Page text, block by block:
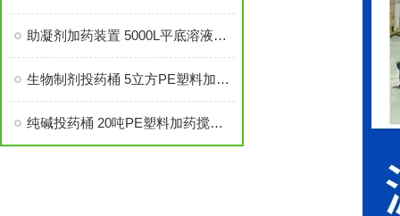
助凝剂加药装置 5000L平底溶液罐PE桶2.2kw搅拌机
生物制剂投药桶 5立方PE塑料加药搅拌桶
纯碱投药桶 20吨PE塑料加药搅拌桶